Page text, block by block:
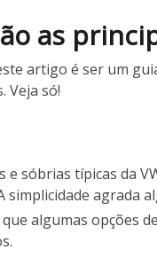
as
artigo é ser um
Veja só!
e sóbrias típicas da
simplicidade agrada
algumas opções